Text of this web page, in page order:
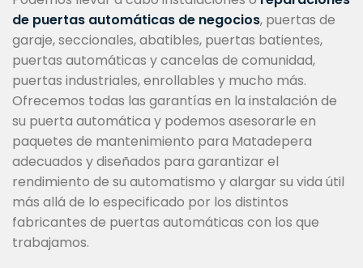
de puertas automáticas de negocios, puertas de
garaje, seccionales, abatibles, puertas batientes,
puertas automáticas y cancelas de comunidad,
puertas industriales, enrollables y mucho más.
Ofrecemos todas las garantías en la instalación de
su puerta automática y podemos asesorarle en
paquetes de mantenimiento para Matadepera
adecuados y diseñados para garantizar el
rendimiento de su automatismo y alargar su vida útil
más allá de lo especificado por los distintos
fabricantes de puertas automáticas con los que
trabajamos.